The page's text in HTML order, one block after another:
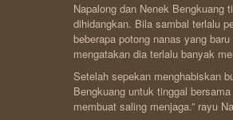
Napalong dan Nenek Bengkuang
dihidangkan. Bila sambal terlalu
beberapa potong nanas yang
mengatakan dia terlalu banyak
Setelah sepekan menghabiskan
Bengkuang untuk tinggal
membuat saling menjaga.” rayu